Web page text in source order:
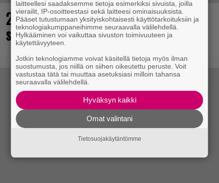
25 kaikkien aikojen parasta
supersankaripeliä listattu
laitteellesi saadaksemme tietoja esimerkiksi sivuista, joilla
vierailit, IP-osoitteestasi sekä laitteesi ominaisuuksista.
Pääset tutustumaan yksityiskohtaisesti käyttötarkoituksiin ja
teknologiakumppaneihimme seuraavalla välilehdellä.
Hylkääminen voi vaikuttaa sivuston toimivuuteen ja
käytettävyyteen.
Jotkin teknologiamme voivat käsitellä tietoja myös ilman
suostumusta, jos niillä on siihen oikeutettu peruste. Voit
vastustaa tätä tai muuttaa asetuksiasi milloin tahansa
seuraavalla välilehdellä.
Hyväksyn kaikki
Omat valintani
Tietosuojakäytäntömme